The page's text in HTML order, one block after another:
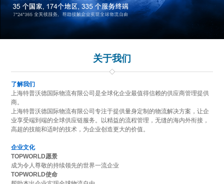
关于我们
了解我们
上海特普沃德国际物流有限公司是全球化企业最值得信赖的供应商管理提供
商。
上海特普沃德国际物流有限公司专注于提供量身定制的物流解决方案，让企
业享受端到端的全球供应链服务。以精益的流程管理，无缝的海内外衔接，
高超的技能和适时的技术，为企业创造更大的价值。
企业文化
TOPWORLD愿景
成为令人尊敬的持续领先的世界一流企业
TOPWORLD使命